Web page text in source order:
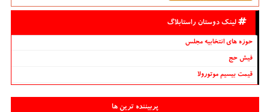
لینک دوستان راستابلاگ
حوزه های انتخابیه مجلس
فیش حج
قیمت بیسیم موتورولا
پربیننده ترین ها